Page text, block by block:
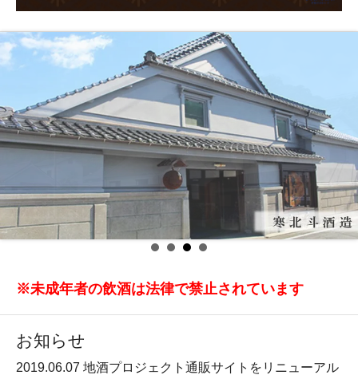
※未成年者の飲酒は法律で禁止されています
お知らせ
2019.06.07 地酒プロジェクト通販サイトをリニューアル